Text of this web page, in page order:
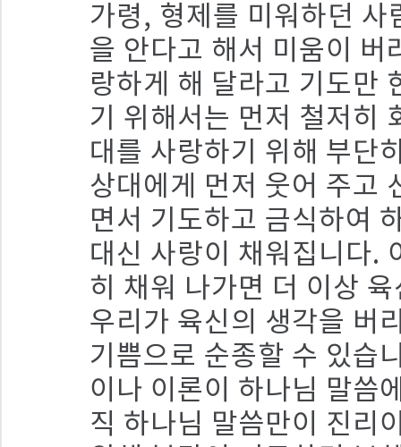
가령, 형제를 미워하던 사
을 안다고 해서 미움이 버
랑하게 해 달라고 기도만
기 위해서는 먼저 철저히
대를 사랑하기 위해 부단
상대에게 먼저 웃어 주고
면서 기도하고 금식하여
대신 사랑이 채워집니다.
히 채워 나가면 더 이상
우리가 육신의 생각을 버
기쁨으로 순종할 수 있습
이나 이론이 하나님 말씀
직 하나님 말씀만이 진리